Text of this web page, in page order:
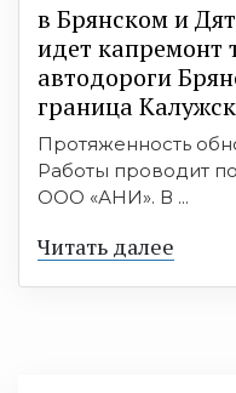
в Брянском и
идет капремонт
автодороги
граница
Протяженность
Работы проводит
ООО «АНИ». В ...
Читать далее